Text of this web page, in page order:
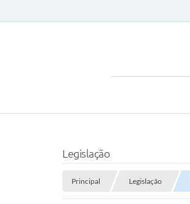
Legislação
Principal Legislação